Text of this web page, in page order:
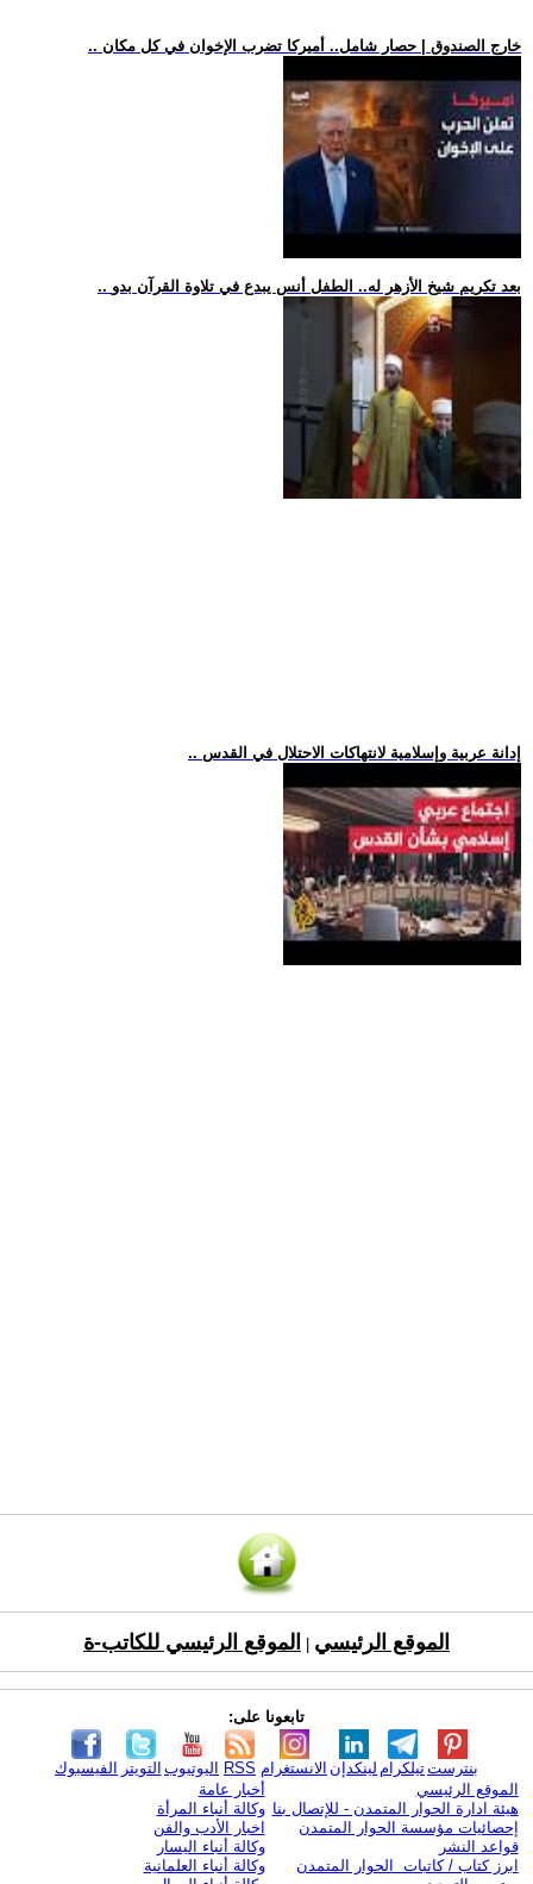
.. خارج الصندوق | حصار شامل.. أميركا تضرب الإخوان في كل مكان
.. بعد تكريم شيخ الأزهر له.. الطفل أنس يبدع في تلاوة القرآن بدو
.. إدانة عربية وإسلامية لانتهاكات الاحتلال في القدس
الموقع الرئيسي الموقع الرئيسي للكاتب-ة
تابعونا على:
الفيسبوك التويتر اليوتيوب RSS الانستغرام لينكدإن تيلكرامبنترست
الموقع الرئيسي
هيئة ادارة الحوار المتمدن - للإتصال بنا
إحصائيات مؤسسة الحوار المتمدن
قواعد النشر
ابرز كتاب / كاتبات الحوار المتمدن
أخبار عامة
وكالة أنباء المرأة
اخبار الأدب والفن
وكالة أنباء اليسار
وكالة أنباء العلمانية